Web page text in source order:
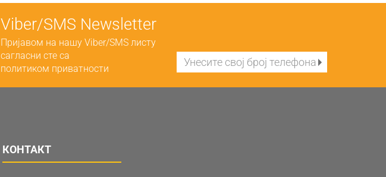
Viber/SMS Newsletter
Пријавом на нашу Viber/SMS листу
сагласни сте са
политиком приватности
КОНТАКТ